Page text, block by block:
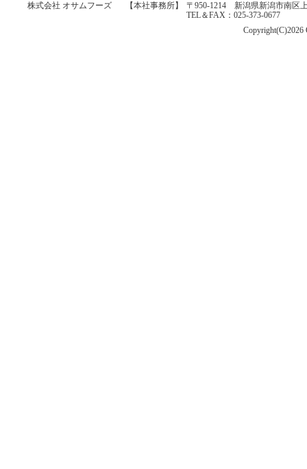
株式会社 オサムフーズ 【本社事務所】
〒950-1214 新潟県新潟市南区
TEL＆FAX：025-373-0677